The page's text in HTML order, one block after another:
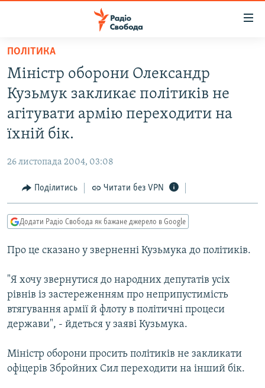
Перейти
основного
матеріалу
Перейти
до
основної
Перейти
пошуку
РАДІО СВОБОДА – 70 РОКІВ
ВСЕ ЗА ДОБУ
СТАТТІ
ПОЛІТИКА
КУЛЬТУРА
СПОРТ
СВІТ
ВІЙНА
ДОНБАС.РЕАЛІЇ
КРИМ.РЕАЛІЇ
ТИ ЯК?
КИТАЙ.ВИКЛИКИ
МУЛЬТИМЕДІА
ФОТО
СПЕЦПРОЄКТИ
КРИМ РЕАЛІЇ
ПОЛІТИКА
Міністр оборони Олександр
Кузьмук закликає політиків не
агітувати армію переходити на
їхній бік.
26 листопада 2004, 03:08
Поділитись Читати без VPN
Додати Радіо Свобода як бажане джерело в Google
Про це сказано у зверненні Кузьмука до політиків.
"Я хочу звернутися до народних депутатів усіх
рівнів із застереженням про неприпустимість
втягування армії й флоту в політичні процеси
держави", - йдеться у заяві Кузьмука.
Міністр оборони просить політиків не закликати
офіцерів Збройних Сил переходити на інший бік.